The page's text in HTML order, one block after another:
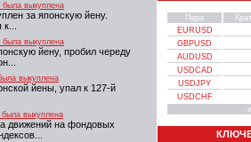
была выкуплена
за японскую йену.
была выкуплена
йену, пробил череду
выкуплена
йены, упал к 127-й
выкуплена
движений на фондовых
Пара
EURUSD
GBPUSD
AUDUSD
USDCAD
USDJPY
USDCHF